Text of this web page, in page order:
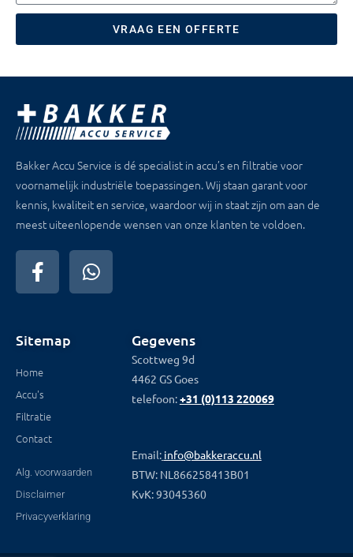
VRAAG EEN OFFERTE
Bakker Accu Service is dé specialist in accu’s en filtratie voor
voornamelijk industriële toepassingen. Wij staan garant voor
kennis, kwaliteit en service, waardoor wij in staat zijn om aan de
meest uiteenlopende wensen van onze klanten te voldoen.
Sitemap
Home
Accu's
Filtratie
Contact
Alg. voorwaarden
Disclaimer
Privacyverklaring
Gegevens
Scottweg 9d
4462 GS Goes
telefoon:+31 (0)113 220069
Email: info@bakkeraccu.nl
BTW: NL866258413B01
KvK: 93045360